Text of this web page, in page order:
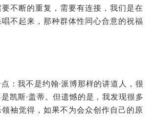
不断的重复，需要有连接，我们是在
不起来，那种群体性同心合意的祝福
：我不是约翰·派博那样的讲道人，很
凯斯·盖蒂。但遗憾的是，我发现很多
袖觉得，如果不为会众创作自己的原